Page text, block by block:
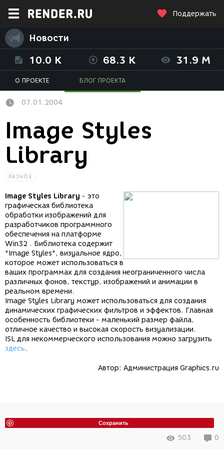
Поддержать
Новости
10.0 K 68.3 K 31.9 M
О ПРОЕКТЕ БЛОГ ПРОЕКТА
07.01.2004
Image Styles
Library
РАЗНОЕ
Image Styles Library - это
графическая библиотека
обработки изображений для
разработчиков программного
обеспечения на платформе
Win32 . Библиотека содержит
"Image Styles", визуальное ядро,
которое может использоваться в
ваших программах для создания неограниченного числа
различных фонов, текстур, изображений и анимации в
реальном времени.
Image Styles Library может использоваться для создания
динамических графических фильтров и эффектов. Главная
особенность библиотеки - маленький размер файла,
отличное качество и высокая скорость визуализации.
ISL для некоммерческого использования можно загрузить
здесь.
Автор: Администрация Graphics.ru
Сохранить
503 0